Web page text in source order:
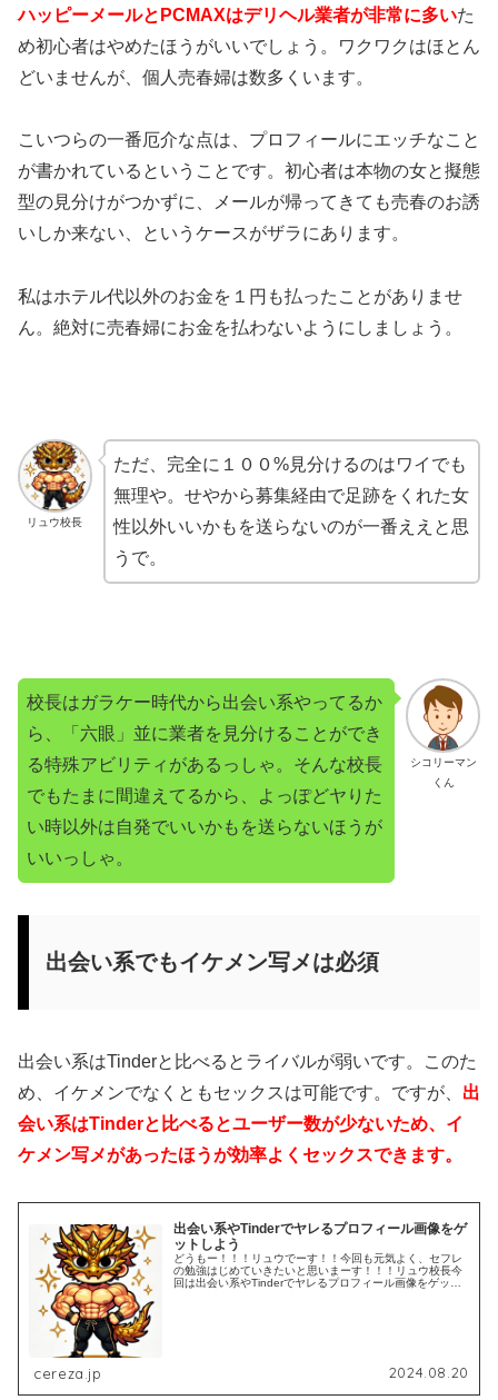
ハッピーメールとPCMAXはデリヘル業者が非常に多いた
め初心者はやめたほうがいいでしょう。ワクワクはほとん
どいませんが、個人売春婦は数多くいます。
こいつらの一番厄介な点は、プロフィールにエッチなこと
が書かれているということです。初心者は本物の女と擬態
型の見分けがつかずに、メールが帰ってきても売春のお誘
いしか来ない、というケースがザラにあります。
私はホテル代以外のお金を１円も払ったことがありませ
ん。絶対に売春婦にお金を払わないようにしましょう。
リュウ校長
ただ、完全に１００%見分けるのはワイでも
無理や。せやから募集経由で足跡をくれた女
性以外いいかもを送らないのが一番ええと思
うで。
シコリーマン
くん
校長はガラケー時代から出会い系やってるか
ら、「六眼」並に業者を見分けることができ
る特殊アビリティがあるっしゃ。そんな校長
でもたまに間違えてるから、よっぽどヤりた
い時以外は自発でいいかもを送らないほうが
いいっしゃ。
出会い系でもイケメン写メは必須
出会い系はTinderと比べるとライバルが弱いです。このた
め、イケメンでなくともセックスは可能です。ですが、 出
会い系はTinderと比べるとユーザー数が少ないため、イ
ケメン写メがあったほうが効率よくセックスできます。
出会い系やTinderでヤレるプロフィール画像をゲ
ットしよう
どうもー！！！リュウでーす！！今回も元気よく、セフレ
の勉強はじめていきたいと思いまーす！！！リュウ校長今
回は出会い系やTinderでヤレるプロフィール画像をゲット
cereza.jp 2024.08.20